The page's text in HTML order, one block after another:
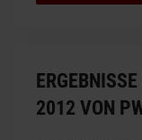
2012 VON